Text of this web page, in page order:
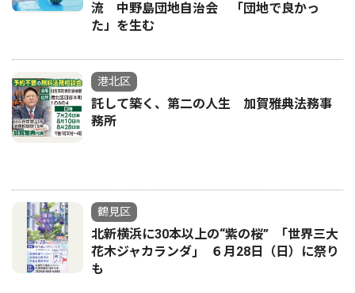
流 中野島団地自治会 「団地で良かっ
た」を生む
港北区
託して築く、第二の人生 加賀雅典法務事
務所
鶴見区
北新横浜に30本以上の“紫の桜” ｢世界三大
花木ジャカランダ｣ ６月28日（日）に祭り
も